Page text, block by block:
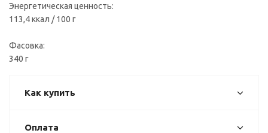
Энергетическая ценность:
113,4 ккал / 100 г
Фасовка:
340 г
Как купить
Оплата